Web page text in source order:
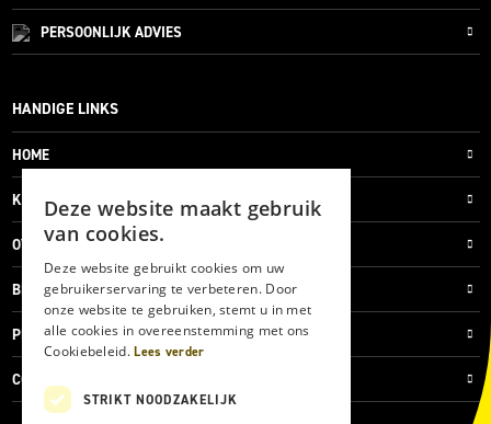
PERSOONLIJKADVIES
HANDIGE LINKS
HOME
KLANTENSERVICE
OVER ONS
BLOG
PRIVACYVERKLARING
COOKIES
Deze website maakt gebruik
van cookies.
Deze website gebruikt cookies om uw
gebruikerservaring te verbeteren. Door
onze website te gebruiken, stemt u in met
alle cookies in overeenstemming met ons
Cookiebeleid.Lees verder
STRIKT NOODZAKELIJK